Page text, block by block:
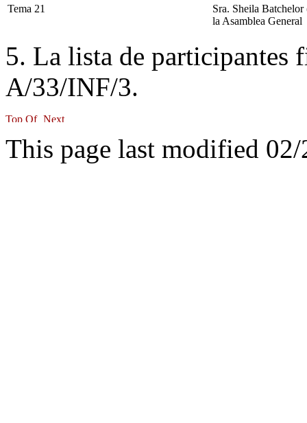
Tema 21
Sra. Sheila Batchelor
la Asamblea General
5. La lista de participantes
A/33/INF/3.
This page last modified